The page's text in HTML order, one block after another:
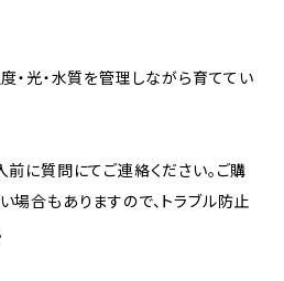
・光・水質を管理しながら育ててい
に質問にてご連絡ください。ご購
場合もありますので、トラブル防止